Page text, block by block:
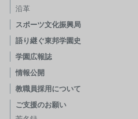
沿革
スポーツ文化振興局
語り継ぐ東邦学園史
学園広報誌
情報公開
教職員採用について
ご支援のお願い